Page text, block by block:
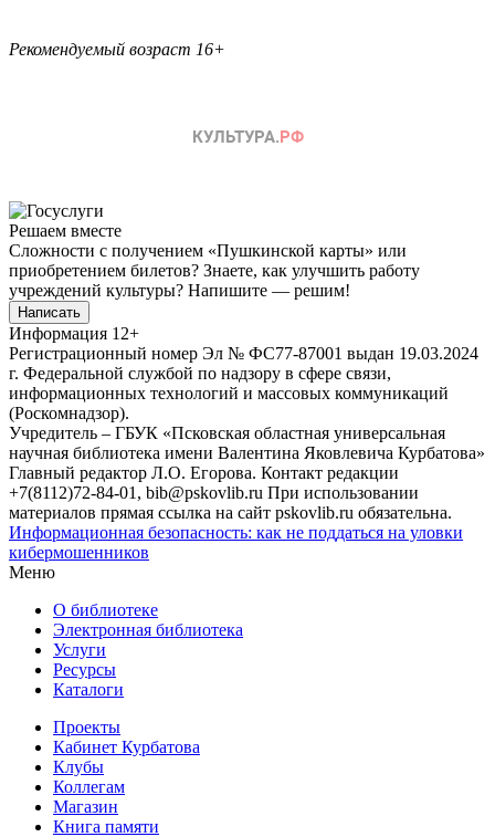
Рекомендуемый возраст 16+
Решаем вместе
Сложности с получением «Пушкинской карты» или
приобретением билетов? Знаете, как улучшить работу
учреждений культуры? Напишите — решим!
Написать
Информация 12+
Регистрационный номер Эл № ФС77-87001 выдан 19.03.2024
г. Федеральной службой по надзору в сфере связи,
информационных технологий и массовых коммуникаций
(Роскомнадзор).
Учредитель – ГБУК «Псковская областная универсальная
научная библиотека имени Валентина Яковлевича Курбатова»
Главный редактор Л.О. Егорова. Контакт редакции
+7(8112)72-84-01, bib@pskovlib.ru При использовании
материалов прямая ссылка на сайт pskovlib.ru обязательна.
Информационная безопасность: как не поддаться на уловки
кибермошенников
Меню
О библиотеке
Электронная библиотека
Услуги
Ресурсы
Каталоги
Проекты
Кабинет Курбатова
Клубы
Коллегам
Магазин
Книга памяти